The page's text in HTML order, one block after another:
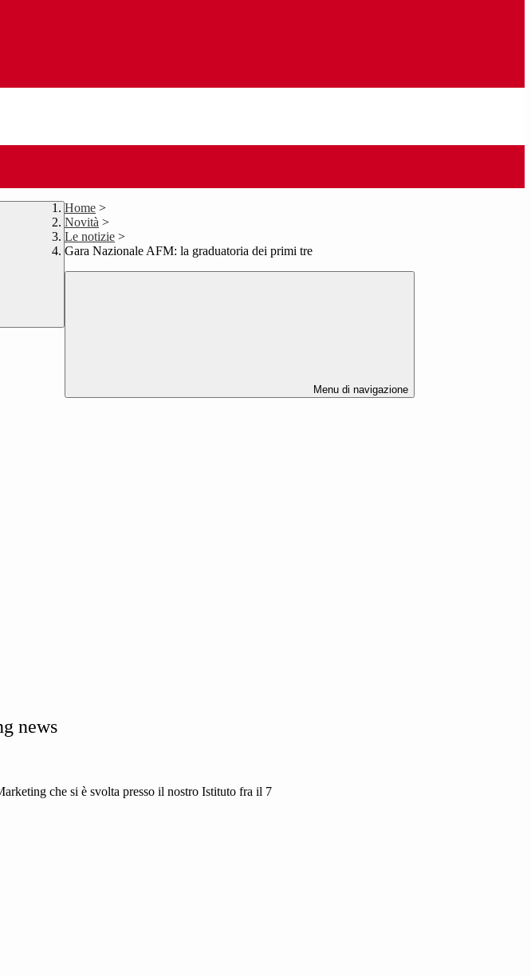
Home >
Novità >
Le notizie >
Gara Nazionale AFM: la graduatoria dei primi tre
Menu di navigazione
che si è svolta presso il nostro Istituto fra il 7